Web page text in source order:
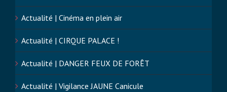
Actualité | Cinéma en plein air
Actualité | CIRQUE PALACE !
Actualité | DANGER FEUX DE FORÊT
Actualité | Vigilance JAUNE Canicule